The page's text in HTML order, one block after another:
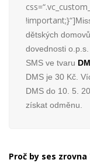
!important;}“]
dětských
dovednosti
SMS ve tvaru
DMS je 30 Kč.
DMS do 10. 5.
získat odměnu.
Proč by ses